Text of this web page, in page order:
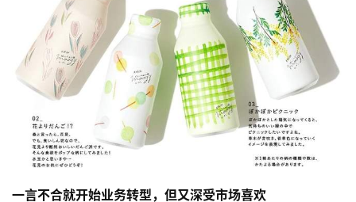
首
一言不合就开始业务转型，但又深受市场喜欢